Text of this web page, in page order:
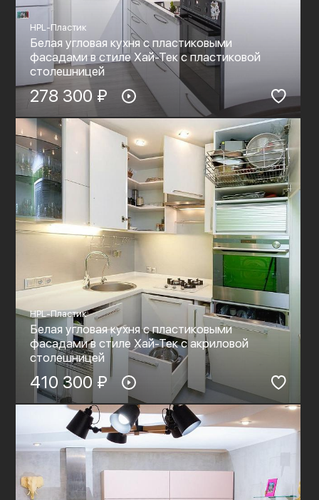
HPL-Пластик
Белая угловая кухня с пластиковыми
фасадами в стиле Хай-Тек с пластиковой
столешницей
278 300 ₽
HPL-Пластик
Белая угловая кухня с пластиковыми
фасадами в стиле Хай-Тек c акриловой
столешницей
410 300 ₽